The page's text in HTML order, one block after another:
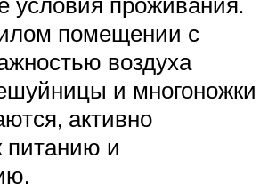
помещении с
воздуха
и многоножки
активно
питанию и